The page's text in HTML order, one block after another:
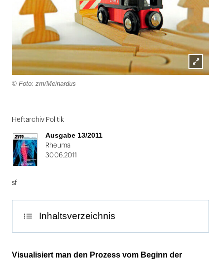
Lightbox
© Foto: zm/Meinardus
1
von
2
Heftarchiv Politik
Ausgabe 13/2011
Rheuma
30.06.2011
sf
Inhaltsverzeichnis
Die Weichen stehen fest
Visualisiert man den Prozess vom Beginn der